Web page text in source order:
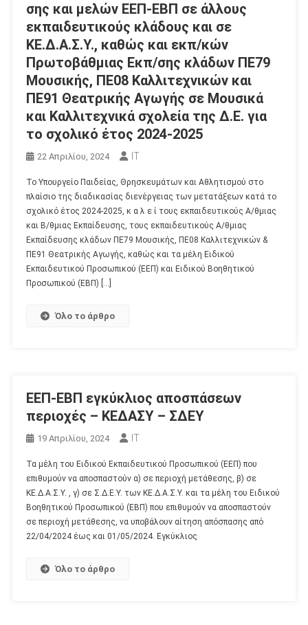
σης και μελών ΕΕΠ-ΕΒΠ σε άλλους
εκπαιδευτικούς κλάδους και σε
ΚΕ.Δ.Α.Σ.Υ., καθώς και εκπ/κών
Πρωτοβάθμιας Εκπ/σης κλάδων ΠΕ79
Μουσικής, ΠΕ08 Καλλιτεχνικών και
ΠΕ91 Θεατρικής Αγωγής σε Μουσικά
και Καλλιτεχνικά σχολεία της Δ.Ε. για
το σχολικό έτος 2024-2025
22 Απριλίου, 2024 IT
Το Υπουργείο Παιδείας, Θρησκευμάτων και Αθλητισμού στο
πλαίσιο της διαδικασίας διενέργειας των μετατάξεων κατά το
σχολικό έτος 2024-2025, κ α λ ε ί τους εκπαιδευτικούς Α/θμιας
και Β/θμιας Εκπαίδευσης, τους εκπαιδευτικούς Α/θμιας
Εκπαίδευσης κλάδων ΠΕ79 Μουσικής, ΠΕ08 Καλλιτεχνικών &
ΠΕ91 Θεατρικής Αγωγής, καθώς και τα μέλη Ειδικού
Εκπαιδευτικού Προσωπικού (ΕΕΠ) και Ειδικού Βοηθητικού
Προσωπικού (ΕΒΠ) […]
Όλο το άρθρο
ΕΕΠ-ΕΒΠ εγκύκλιος αποσπάσεων
περιοχές – ΚΕΔΑΣΥ – ΣΔΕΥ
19 Απριλίου, 2024 IT
Τα μέλη του Ειδικού Εκπαιδευτικού Προσωπικού (ΕΕΠ) που
επιθυμούν να αποσπαστούν α) σε περιοχή μετάθεσης, β) σε
ΚΕ.Δ.Α.Σ.Υ. , γ) σε Σ.Δ.Ε.Υ. των ΚΕ.Δ.Α.Σ.Υ. και τα μέλη του Ειδικού
Βοηθητικού Προσωπικού (ΕΒΠ) που επιθυμούν να αποσπαστούν
σε περιοχή μετάθεσης, να υποβάλουν αίτηση απόσπασης από
22/04/2024 έως και 01/05/2024. Εγκύκλιος
Όλο το άρθρο